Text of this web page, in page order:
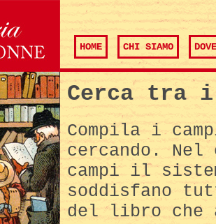
HOME CHI SIAMO
Cerca tra
Compila i
cercando.
campi il
soddisfano
del libro che